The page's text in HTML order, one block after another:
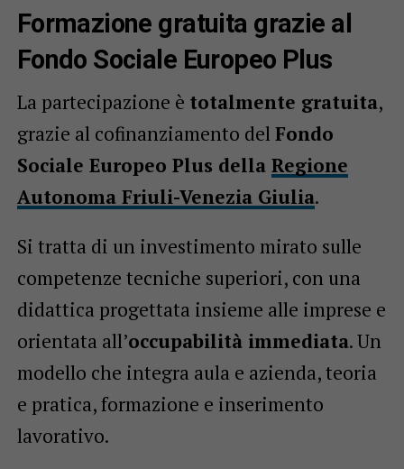
Formazione gratuita grazie al
Fondo Sociale Europeo Plus
La partecipazione è totalmente gratuita,
grazie al cofinanziamento del Fondo
Sociale Europeo Plus della Regione
Autonoma Friuli-Venezia Giulia.
Si tratta di un investimento mirato sulle
competenze tecniche superiori, con una
didattica progettata insieme alle imprese e
orientata all’occupabilità immediata. Un
modello che integra aula e azienda, teoria
e pratica, formazione e inserimento
lavorativo.